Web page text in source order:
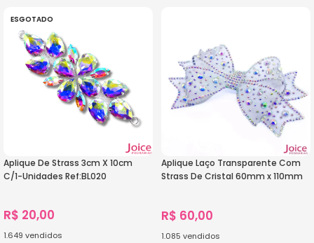
ESGOTADO
Aplique De Strass 3cm X 10cm
C/1-Unidades Ref:BL020
R$ 20,00
1.649 vendidos
Aplique Laço Transparente Com
Strass De Cristal 60mm x 110mm
R$ 60,00
1.085 vendidos